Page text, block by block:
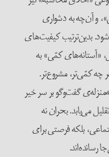
و آن‌چه به دشواری
بدین‌ترتیب کیفیت‌های
«آستانه‌های کمّی» به
چه کمّی‌تر، مشروع‌تر.
گفت‌وگو بر سر خیر
می‌یابد. بحران نه
بلکه فرصتی برای
رسانده‌اند.